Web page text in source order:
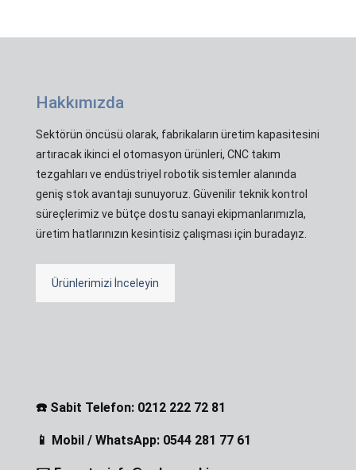
Hakkımızda
Sektörün öncüsü olarak, fabrikaların üretim kapasitesini
artıracak ikinci el otomasyon ürünleri, CNC takım
tezgahları ve endüstriyel robotik sistemler alanında
geniş stok avantajı sunuyoruz. Güvenilir teknik kontrol
süreçlerimiz ve bütçe dostu sanayi ekipmanlarımızla,
üretim hatlarınızın kesintisiz çalışması için buradayız.
Ürünlerimizi İnceleyin
☎️ Sabit Telefon: 0212 222 72 81
📱 Mobil / WhatsApp: 0544 281 77 61